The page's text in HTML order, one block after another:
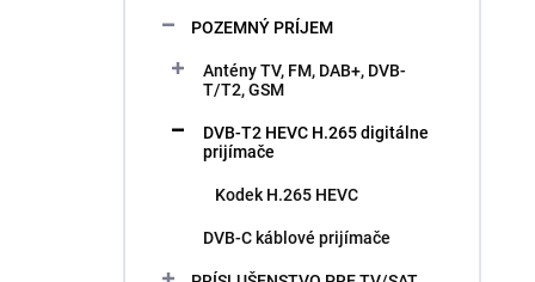
POZEMNÝ PRÍJEM
Antény TV, FM, DAB+, DVB-
T/T2, GSM
DVB-T2 HEVC H.265 digitálne
prijímače
Kodek H.265 HEVC
DVB-C káblové prijímače